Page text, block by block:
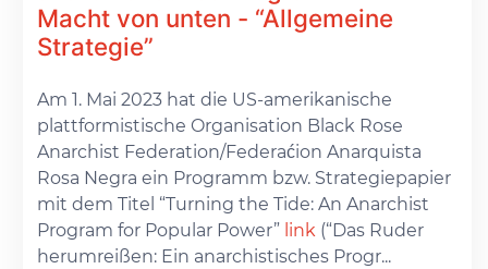
Macht von unten - “Allgemeine
Strategie”
Am 1. Mai 2023 hat die US-amerikanische
plattformistische Organisation Black Rose
Anarchist Federation/Federaćion Anarquista
Rosa Negra ein Programm bzw. Strategiepapier
mit dem Titel “Turning the Tide: An Anarchist
Program for Popular Power” link(“Das Ruder
herumreißen: Ein anarchistisches Progr...